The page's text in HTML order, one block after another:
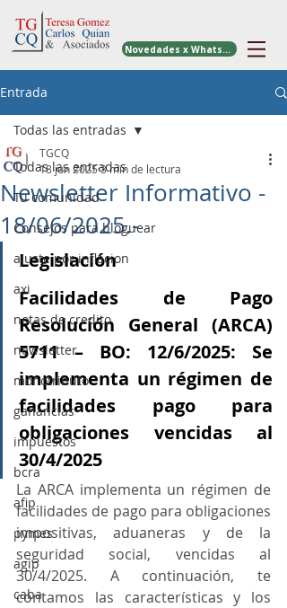
Novedades x WhatsApp
Entrada
Todas las entradas
Tu comunidad
Consejos para bloguear
ajuste por inflacion
axi
notas de credito
newsletter
monotributo
ganancias
impuestos
bcra
afip
pymes
agip
caba
Todas las entradas
Newsletter Informativo -
18/06/2025.-
TGCQ
18 jun 20253 min de lectura
Legislación
Facilidades de Pago
Resolución General (ARCA)
5711 – BO: 12/6/2025: Se
implementa un régimen de
facilidades pago para
obligaciones vencidas al
30/4/2025
La ARCA implementa un régimen de
facilidades de pago para obligaciones
impositivas, aduaneras y de la
seguridad social, vencidas al
30/4/2025. A continuación, te
contamos las características y los